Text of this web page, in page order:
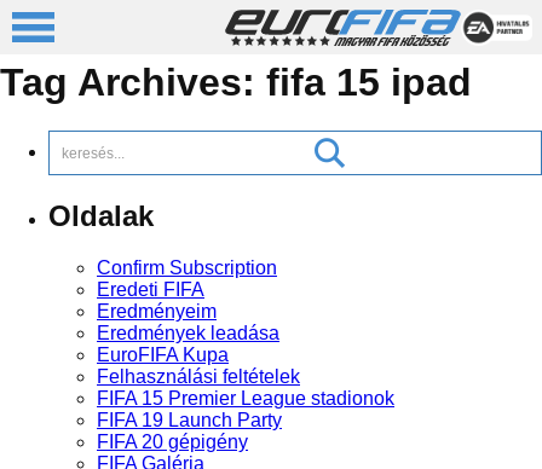
Tag Archives: fifa 15 ipad
Oldalak
Confirm Subscription
Eredeti FIFA
Eredményeim
Eredmények leadása
EuroFIFA Kupa
Felhasználási feltételek
FIFA 15 Premier League stadionok
FIFA 19 Launch Party
FIFA 20 gépigény
FIFA Galéria